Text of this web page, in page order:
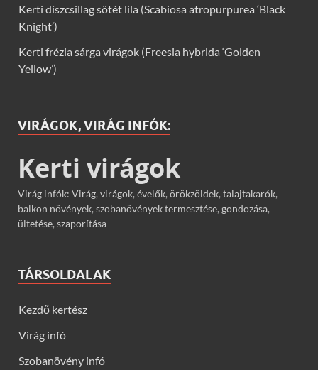
Kerti díszcsillag sötét lila (Scabiosa atropurpurea ‘Black
Knight’)
Kerti frézia sárga virágok (Freesia hybrida ‘Golden
Yellow’)
VIRÁGOK, VIRÁG INFÓK:
Kerti virágok
Virág infók: Virág, virágok, évelők, örökzöldek, talajtakarók,
balkon növények, szobanövények termesztése, gondozása,
ültetése, szaporítása
TÁRSOLDALAK
Kezdő kertész
Virág infó
Szobanövény infó